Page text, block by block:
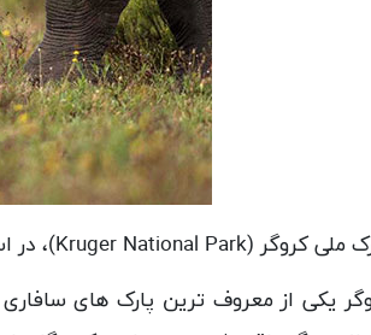
ملی کروگر (Kruger National Park)، در